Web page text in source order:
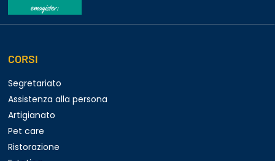
CORSI
Segretariato
Assistenza alla persona
Artigianato
Pet care
Ristorazione